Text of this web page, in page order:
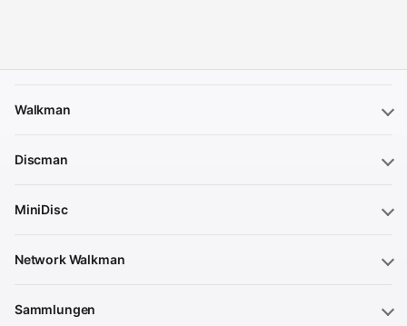
Walkman
Discman
MiniDisc
Network Walkman
Sammlungen